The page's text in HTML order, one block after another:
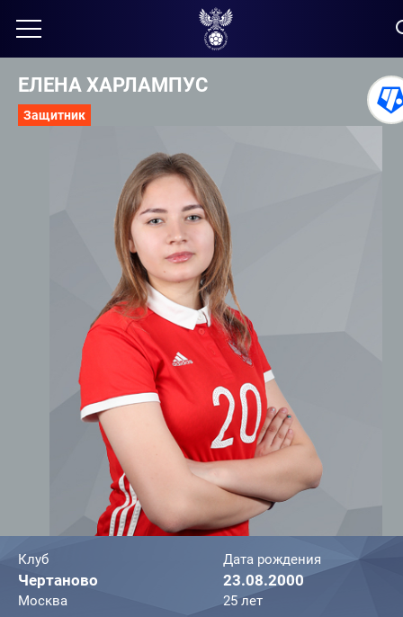
ЕЛЕНА ХАРЛАМПУС
Защитник
Клуб
Чертаново
Москва
Дата рождения
23.08.2000
25 лет